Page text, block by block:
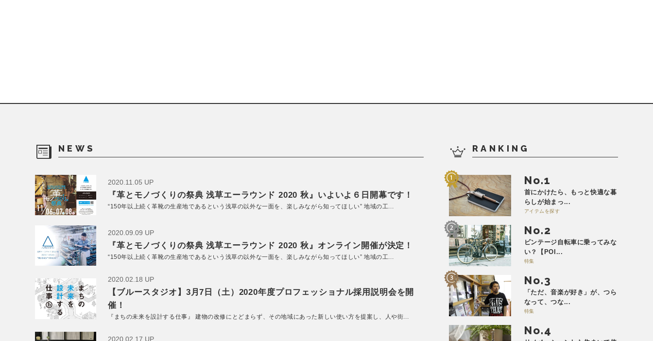
NEWS
2020.11.05 UP
『革とモノづくりの祭典 浅草エーラウンド 2020 秋』いよいよ６日開幕です！
“150年以上続く革靴の生産地であるという浅草の以外な一面を、楽しみながら知ってほしい” 地域の工...
2020.09.09 UP
『革とモノづくりの祭典 浅草エーラウンド 2020 秋』オンライン開催が決定！
“150年以上続く革靴の生産地であるという浅草の以外な一面を、楽しみながら知ってほしい” 地域の工...
2020.02.18 UP
【ブルースタジオ】3月7日（土）2020年度プロフェッショナル採用説明会を開
催！
『まちの未来を設計する仕事』 建物の改修にとどまらず、その地域にあった新しい使い方を提案し、人や街...
2020.02.17 UP
RANKING
No.
首にかけたら、もっと快適な暮
らしが始まっ...
アイテムを探す
No.
ビンテージ自転車に乗ってみな
い？【POI...
特集
No.
「ただ、音楽が好き」が、つら
なって、つな...
特集
No.